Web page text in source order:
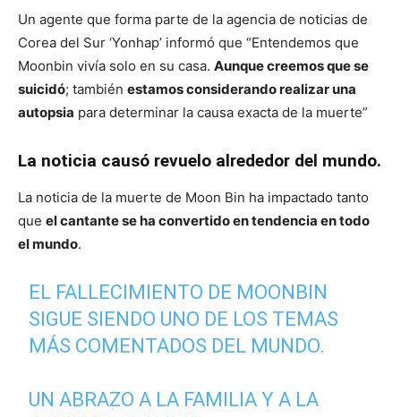
Un agente que forma parte de la agencia de noticias de
Corea del Sur ‘Yonhap’ informó que “Entendemos que
Moonbin vivía solo en su casa. Aunque creemos que se
suicidó; también estamos considerando realizar una
autopsia para determinar la causa exacta de la muerte”
La noticia causó revuelo alrededor del mundo.
La noticia de la muerte de Moon Bin ha impactado tanto
que el cantante se ha convertido en tendencia en todo
el mundo.
EL FALLECIMIENTO DE MOONBIN
SIGUE SIENDO UNO DE LOS TEMAS
MÁS COMENTADOS DEL MUNDO.
UN ABRAZO A LA FAMILIA Y A LA